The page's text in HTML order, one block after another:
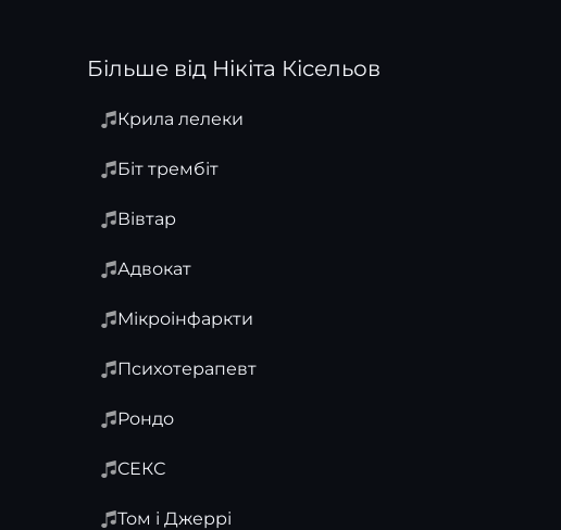
Більше від Нікіта Кісельов
Крила лелеки
Біт трембіт
Вівтар
Адвокат
Мікроінфаркти
Психотерапевт
Рондо
СЕКС
Том і Джеррі